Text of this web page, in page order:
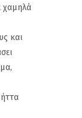
χαμηλά
και